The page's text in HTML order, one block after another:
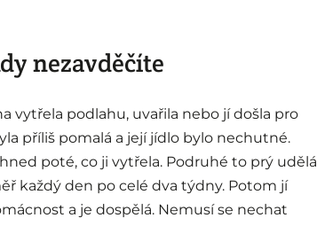
nezavděčíte
vytřela podlahu, uvařila nebo jí došla pro
příliš pomalá a její jídlo bylo nechutné.
poté, co ji vytřela. Podruhé to prý udělá
každý den po celé dva týdny. Potom jí
a je dospělá. Nemusí se nechat